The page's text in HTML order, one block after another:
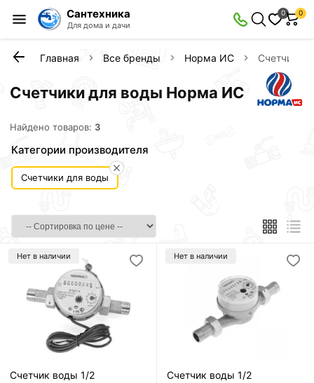
Сантехника
Для дома и дачи
0 0
Главная Все бренды Норма ИС Счетчики
Счетчики для воды Норма ИС
Найдено товаров: 3
Категории производителя
Счетчики для воды
Нет в наличии
Счетчик воды 1/2
Нет в наличии
Счетчик воды 1/2